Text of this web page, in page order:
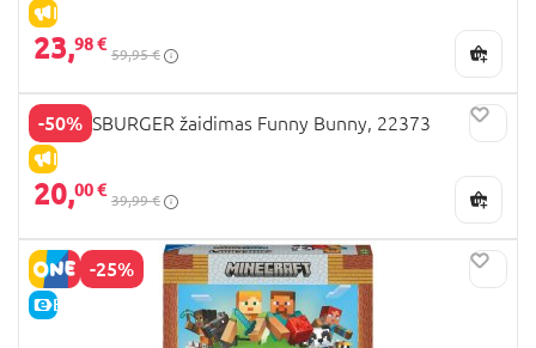
IŠPARDAVIMAS
23,98 €
59,95 €
-50%
IŠPARDAVIMAS
RAVENSBURGER žaidimas Funny Bunny, 22373
20,00 €
39,99 €
-25%
E-KAINA